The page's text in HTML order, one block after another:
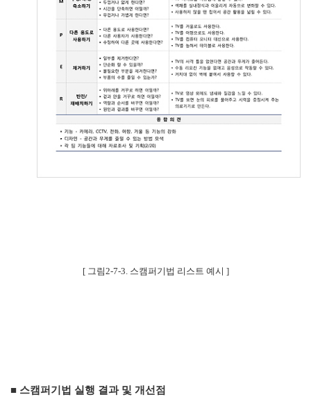
[ 그림2-7-3. 스캠퍼기법 리스트 예시 ]
■ 스캠퍼기법 실행 결과 및 개선점